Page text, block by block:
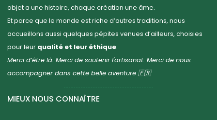
objet a une histoire, chaque création une âme.
Et parce que le monde est riche d’autres traditions, nous
accueillons aussi quelques pépites venues d’ailleurs, choisies
pour leur qualité et leur éthique.
Merci d’être là. Merci de soutenir l'artisanat. Merci de nous
accompagner dans cette belle aventure 🇫🇷
MIEUX NOUS CONNAÎTRE